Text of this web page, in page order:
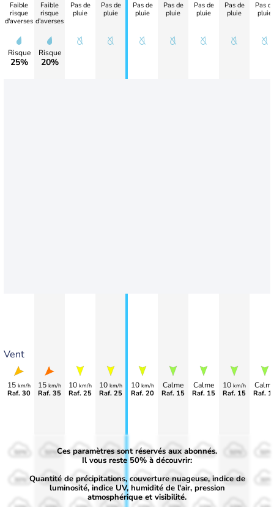
Vent
Faible
risque
d'averses
Risque
25%
15 km/h
Raf. 30
Faible
risque
d'averses
Risque
20%
15 km/h
Raf. 35
Pas de
pluie
10 km/h
Raf. 25
Pas de
pluie
10 km/h
Raf. 25
Pas de
pluie
10 km/h
Raf. 20
Pas de
pluie
Calme
Raf. 15
Pas de
pluie
Calme
Raf. 15
Pas de
pluie
10 km/h
Raf. 15
Pas
pluie
Raf.
50%
30%
50%
30%
50%
30%
50%
30%
50%
30%
50%
30%
50%
30% 30% 30%
Ces paramètres sont réservés aux abonnés.
Il vous reste 50% à découvrir:
Quantité de précipitations, couverture nuageuse, indice de
luminosité, indice UV, humidité de l'air, pression
atmosphérique et visibilité.